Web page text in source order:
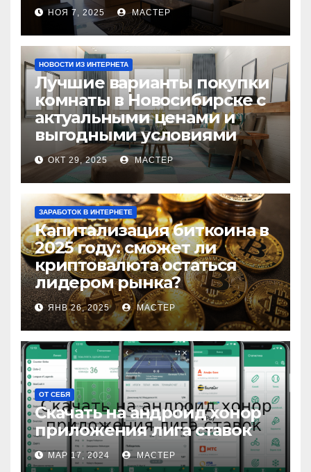
НОЯ 7, 2025 МАСТЕР
НОВОСТИ ИЗ ИНТЕРНЕТА
Лучшие варианты покупки
комнаты в Новосибирске с
актуальными ценами и
выгодными условиями
ОКТ 29, 2025 МАСТЕР
ЗАРАБОТОК В ИНТЕРНЕТЕ
Капитализация биткоина в
2025 году: сможет ли
криптовалюта остаться
лидером рынка?
ЯНВ 26, 2025 МАСТЕР
ОТ СЕБЯ
Скачать на андроид хонор
приложения лига ставок
МАР 17, 2024 МАСТЕР